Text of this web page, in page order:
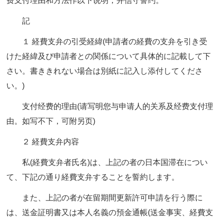
記
１ 経費支弁の引受経緯(申請者の経費の支弁を引き受
けた経緯及び申請者との関係について具体的に記載して下
さい。書ききれない場合は別紙に記入し添付してくださ
い。)
支付经费的理由(请写明您与申请人的关系及经费支付理
由。如写不下，可附另页)
２ 経費支弁内容
私(経費支弁者氏名)は、上記の者の日本国滞在につい
て、下記の通り経費支弁することを誓約します。
また、上記の者が在留期間更新許可申請を行う際に
は、送金証明書又は本人名義の預金通帳(送金事実、経費支